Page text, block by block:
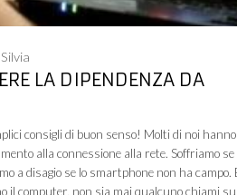
LA DIPENDENZA DA
Silvia
consigli di buon senso! Molti di noi
alla connessione alla rete. Soffriamo se
a disagio se lo smartphone non ha
il computer, non sia mai qualcuno chiami